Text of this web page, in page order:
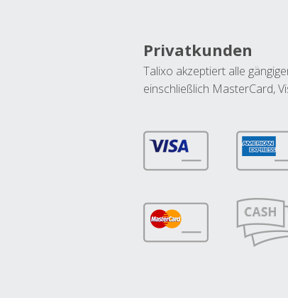
Privatkunden
Talixo akzeptiert alle
einschließlich MasterCard,